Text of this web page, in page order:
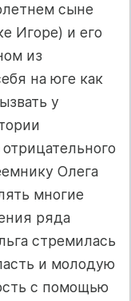
сыне
Игоре) и его
из
на юге как
у
Олега
многие
ряда
стремилась
и молодую
с помощью